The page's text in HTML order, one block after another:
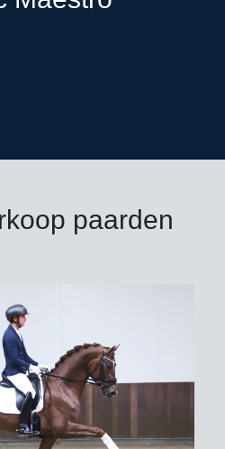
paarden